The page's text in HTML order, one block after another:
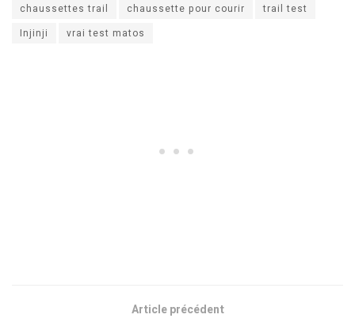
chaussettes trail
chaussette pour courir
trail test
Injinji
vrai test matos
Article précédent